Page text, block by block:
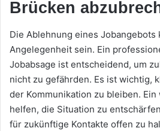
Brücken
Die Ablehnung eines Jobangebots
Angelegenheit sein. Ein
Jobabsage ist entscheidend, um
nicht zu gefährden. Es ist wichtig,
der Kommunikation zu bleiben. Ein
helfen, die Situation zu
für zukünftige Kontakte offen zu